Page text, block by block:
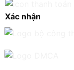
Xác nhận